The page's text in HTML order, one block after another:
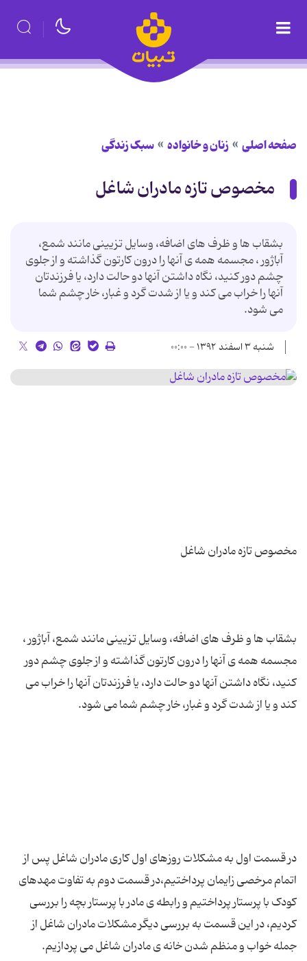
صفحه اصلی زنان و خانواده سبک زندگی
مخصوص تازه مادران شاغل
بشقاب ها و ظرف های اضافه، وسایل تزیینی مانند شمع،
آباژور ، مجسمه همه ی آنها را درون کارتون گذاشته و از جلوی
چشم دور کنید، نگاه داشتن آنها دو حالت دارد، یا فرزندتان
آنها را خراب می کند و یا از شدت گرد و غبار، خار چشم شما
می شود.
شنبه ۳ اسفند ۱۳۹۲ - ۰۰:۰۰
بشقاب ها و ظرف های اضافه، وسایل تزیینی مانند شمع، آباژور ،
مجسمه همه ی آنها را درون کارتون گذاشته و از جلوی چشم دور
کنید، نگاه داشتن آنها دو حالت دارد، یا فرزندتان آنها را خراب می
در قسمت اول به مشکلات روزهای اول کاری مادران شاغل پس از
اتمام مرخصی زایمان پرداختیم،در قسمت دوم به تفاوت مهدهای
کودک با پرستار پرداختیم و رابطه ی مادر با پرستار بچه را بررسی
کردیم، در این قسمت به بررسی دیگر مشکلات مادران شاغل از